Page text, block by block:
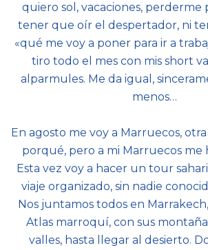
quiero sol, vacaciones, perderme
tener que oír el despertador, ni
«qué me voy a poner para ir a
tiro todo el mes con mis short
alparmules. Me da igual,
menos…
En agosto me voy a Marruecos, otra
porqué, pero a mi Marruecos me
Esta vez voy a hacer un tour
viaje organizado, sin nadie
Nos juntamos todos en
Atlas marroquí, con sus
valles, hasta llegar al desierto.